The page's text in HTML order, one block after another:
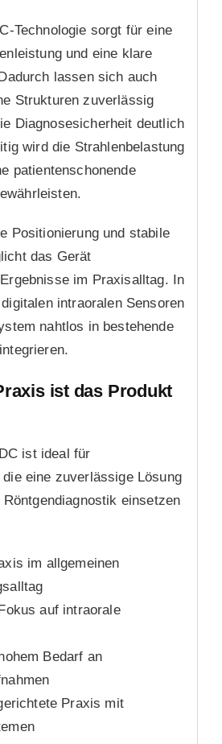
Technologie sorgt für eine
und eine klare
lassen sich auch
Strukturen zuverlässig
Diagnosesicherheit deutlich
wird die Strahlenbelastung
patientenschonende
Positionierung und stabile
das Gerät
im Praxisalltag. In
intraoralen Sensoren
nahtlos in bestehende
ist das Produkt
ist ideal für
eine zuverlässige Lösung
einsetzen
im allgemeinen
auf intraorale
Bedarf an
Praxis mit